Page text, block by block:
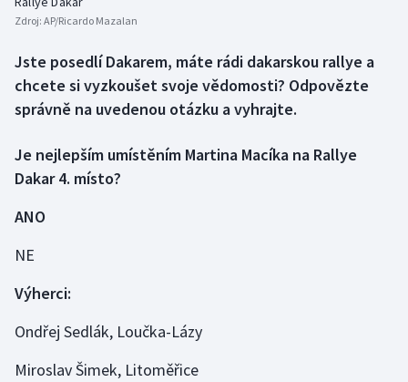
Basketbal
Biatlon
Boby a skeleton
Box
Curling
Futsal
Golf
Historické návraty
Aplikace ČT sport
AZ kvíz
Zdroj: AP/Ricardo Mazalan
Jste posedlí Dakarem, máte rádi dakarskou rallye a
chcete si vyzkoušet svoje vědomosti? Odpovězte
správně na uvedenou otázku a vyhrajte.
Je nejlepším umístěním Martina Macíka na Rallye
Dakar 4. místo?
ANO
NE
Výherci:
Ondřej Sedlák, Loučka-Lázy
Miroslav Šimek, Litoměřice